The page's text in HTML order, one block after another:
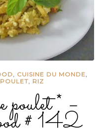
, CUISINE DU MONDE,
POULET, RIZ
* –
# 142